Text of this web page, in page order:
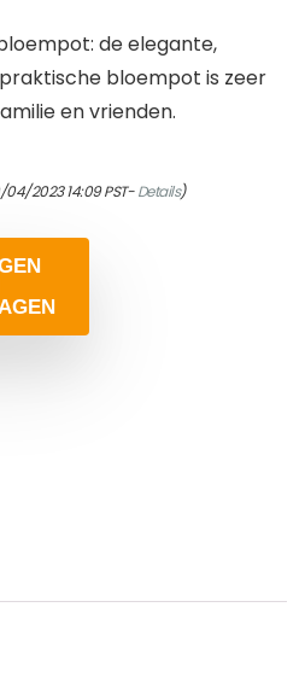
de elegante,
bloempot is zeer
en vrienden.
2023 14:09 PST-Details)